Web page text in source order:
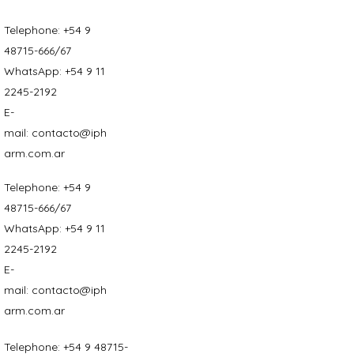
Telephone: +54 9
48715-666/67
WhatsApp: +54 9 11
2245-2192
E-
mail: contacto@iph
arm.com.ar
Telephone: +54 9
48715-666/67
WhatsApp: +54 9 11
2245-2192
E-
mail: contacto@iph
arm.com.ar
Telephone: +54 9 48715-